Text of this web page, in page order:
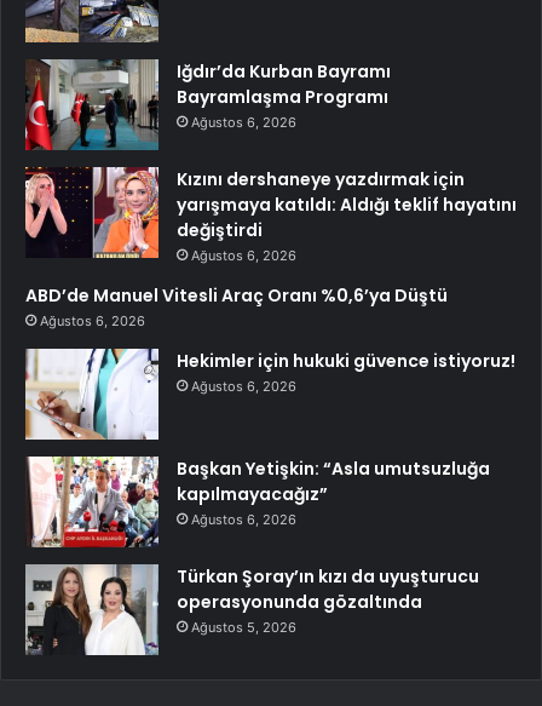
Iğdır’da Kurban Bayramı
Bayramlaşma Programı
Ağustos 6, 2026
Kızını dershaneye yazdırmak için
yarışmaya katıldı: Aldığı teklif hayatını
değiştirdi
Ağustos 6, 2026
ABD’de Manuel Vitesli Araç Oranı %0,6’ya Düştü
Ağustos 6, 2026
Hekimler için hukuki güvence istiyoruz!
Ağustos 6, 2026
Başkan Yetişkin: “Asla umutsuzluğa
kapılmayacağız”
Ağustos 6, 2026
Türkan Şoray’ın kızı da uyuşturucu
operasyonunda gözaltında
Ağustos 5, 2026